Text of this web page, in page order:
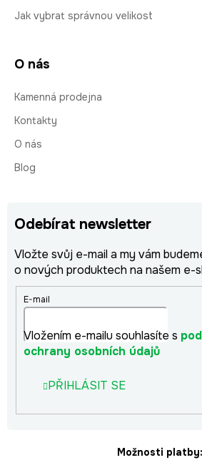
Jak vybrat správnou velikost
O nás
Kamenná prodejna
Kontakty
O nás
Blog
Odebírat newsletter
Vložte svůj e-mail a my vám
o nových produktech na našem e-
E-mail
Vložením e-mailu souhlasíte s
ochrany osobních údajů
PŘIHLÁSIT SE
Možnosti platby: